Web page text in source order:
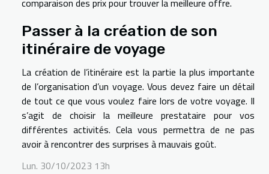
comparaison des prix pour trouver la meilleure offre.
Passer à la création de son
itinéraire de voyage
La création de l’itinéraire est la partie la plus importante
de l’organisation d’un voyage. Vous devez faire un détail
de tout ce que vous voulez faire lors de votre voyage. Il
s’agit de choisir la meilleure prestataire pour vos
différentes activités. Cela vous permettra de ne pas
avoir à rencontrer des surprises à mauvais goût.
Lun. 30/10/2023 13h